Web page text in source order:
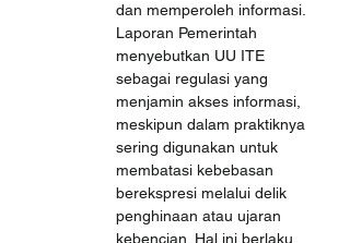
dan memperoleh informasi.
Laporan Pemerintah
menyebutkan UU ITE
sebagai regulasi yang
menjamin akses informasi,
meskipun dalam praktiknya
sering digunakan untuk
membatasi kebebasan
berekspresi melalui delik
penghinaan atau ujaran
kebencian. Hal ini berlaku